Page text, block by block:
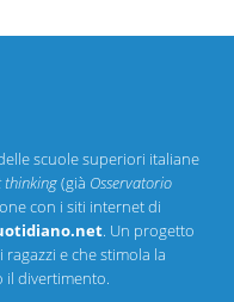
scuole superiori italiane
thinking(già Osservatorio
con i siti internet di
. Un progetto
e che stimola la
il divertimento.